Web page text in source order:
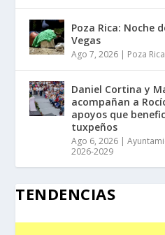
Poza Rica: Noche
Vegas
Ago 7, 2026 | Poza Rica
Daniel Cortina y
acompañan a
apoyos que
tuxpeños
Ago 6, 2026 |
2026-2029
TENDENCIAS